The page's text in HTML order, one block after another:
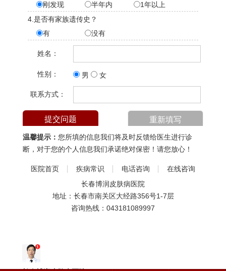
刚发现
半年内
1年以上
4.是否有家族遗传史？
有
没有
姓名：
性别： 男 女
联系方式：
温馨提示： 您所填的信息我们将及时反馈给医生进行诊
断，对于您的个人信息我们承诺绝对保密！请您放心！
医院首页 疾病常识 电话咨询
在线咨询
长春博润皮肤病医院
地址：长春市南关区大经路356号1-7层
咨询热线： 043181089997